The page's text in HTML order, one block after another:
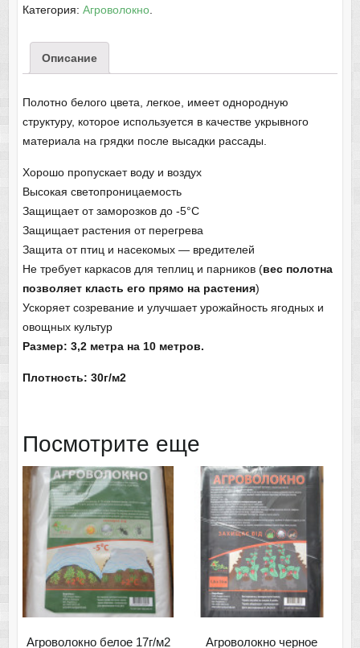
Категория: Агроволокно.
Описание
Полотно белого цвета, легкое, имеет однородную
структуру, которое используется в качестве укрывного
материала на грядки после высадки рассады.
Хорошо пропускает воду и воздух
Высокая светопроницаемость
Защищает от заморозков до -5°С
Защищает растения от перегрева
Защита от птиц и насекомых — вредителей
Не требует каркасов для теплиц и парников (вес полотна
позволяет класть его прямо на растения)
Ускоряет созревание и улучшает урожайность ягодных и
овощных культур
Размер: 3,2 метра на 10 метров.
Плотность: 30г/м2
Посмотрите еще
Агроволокно белое 17г/м2
Агроволокно черное